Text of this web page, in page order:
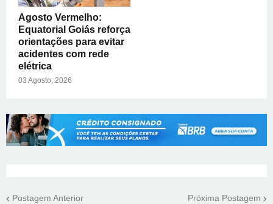
Agosto Vermelho:
Equatorial Goiás reforça
orientações para evitar
acidentes com rede
elétrica
03 Agosto, 2026
Postagem Anterior Próxima Postagem